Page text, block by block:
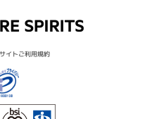
サイトご利用規約